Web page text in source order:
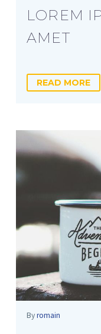
LOREM
AMET
READ MORE
Byromain